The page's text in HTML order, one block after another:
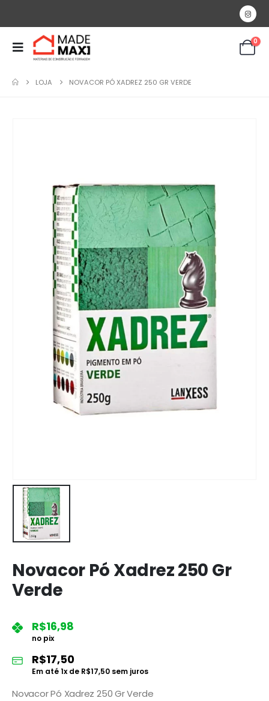
0
LOJA NOVACOR PÓ XADREZ 250 GR VERDE
Novacor Pó Xadrez 250 Gr
Verde
R$16,98
no pix
R$17,50
Em até1x de R$17,50 sem juros
Novacor Pó Xadrez 250 Gr Verde